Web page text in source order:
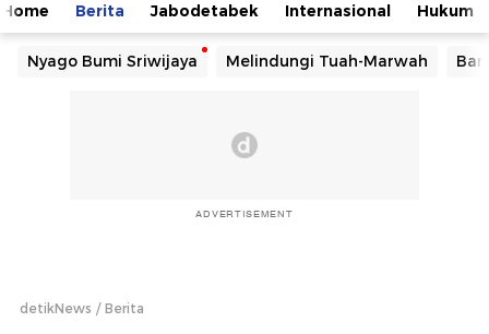
Home Berita Jabodetabek Internasional Hukum
Nyago Bumi Sriwijaya Melindungi Tuah-Marwah
ADVERTISEMENT
detikNews Berita